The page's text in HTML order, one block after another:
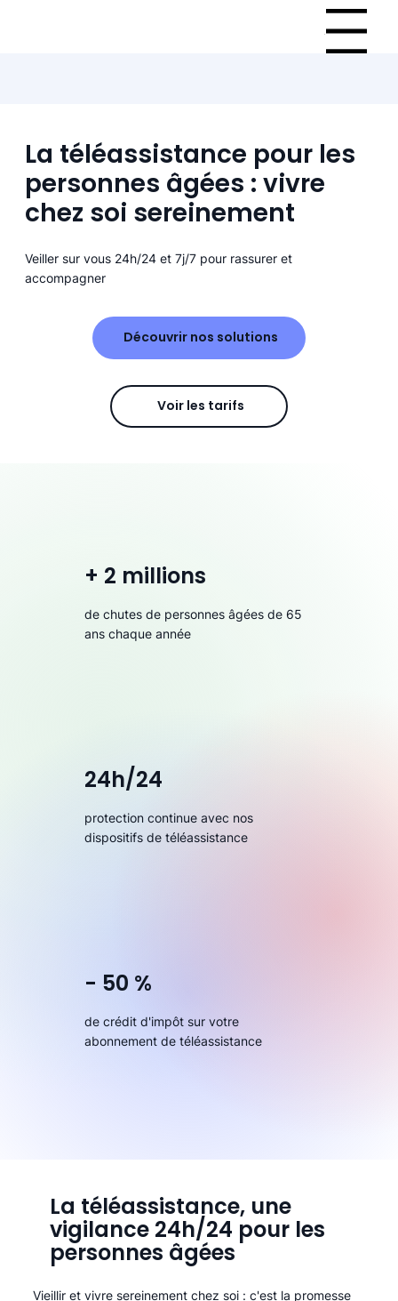
Menu
La téléassistance pour les
personnes âgées : vivre
chez soi sereinement
Veiller sur vous 24h/24 et 7j/7 pour rassurer et
accompagner
Découvrir nos solutions
Voir les tarifs
+ 2 millions
de chutes de personnes âgées de 65
ans chaque année
24h/24
protection continue avec nos
dispositifs de téléassistance
- 50 %
de crédit d'impôt sur votre
abonnement de téléassistance
La téléassistance, une
vigilance 24h/24 pour les
personnes âgées
Vieillir et vivre sereinement chez soi : c'est la promesse